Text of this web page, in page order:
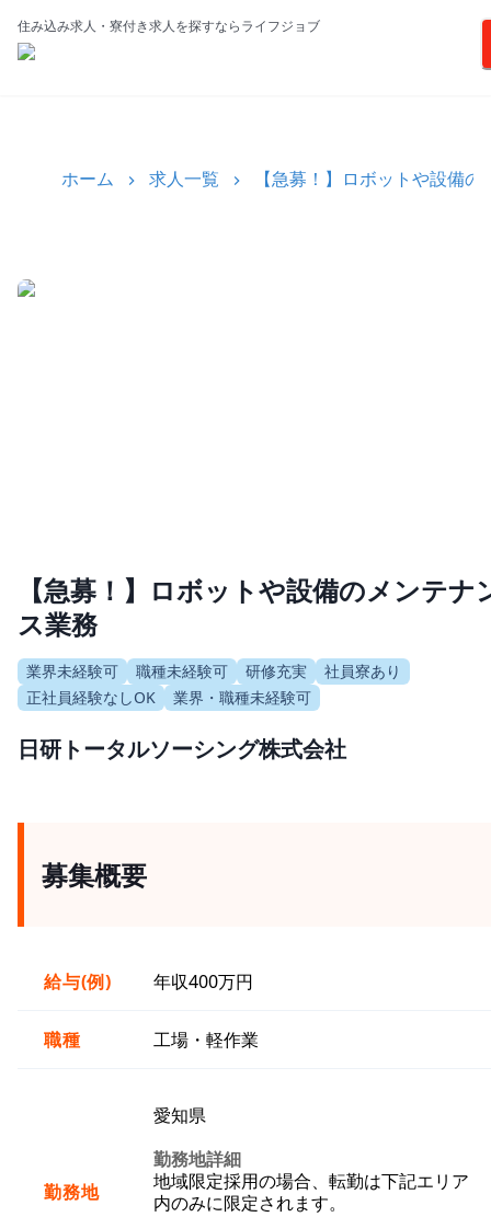
住み込み求人・寮付き求人を探すならライフジョブ
ホーム 求人一覧 【急募！】ロボットや設備
【急募！】ロボットや設備のメンテナ
ス業務
業界未経験可 職種未経験可 研修充実
社員寮あり
正社員経験なしOK
業界・職種未経験可
日研トータルソーシング株式会社
募集概要
給与(例) 年収400万円
職種 工場・軽作業
勤務地
愛知県
勤務地詳細
地域限定採用の場合、転勤は下記エリア
内のみに限定されます。